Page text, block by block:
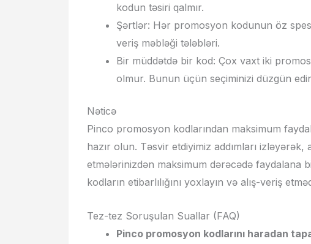
kodun təsiri qalmır.
Şərtlər: Hər promosyon kodunun öz
veriş məbləği tələbləri.
Bir müddətdə bir kod: Çox vaxt iki
olmur. Bunun üçün seçiminizi düzgün
Nəticə
Pinco promosyon kodlarından maksimum
hazır olun. Təsvir etdiyimiz addımları
etmələrinizdən maksimum dərəcədə faydalana
kodların etibarlılığını yoxlayın və alış-veriş
Tez-tez Soruşulan Suallar (FAQ)
Pinco promosyon kodlarını haradan